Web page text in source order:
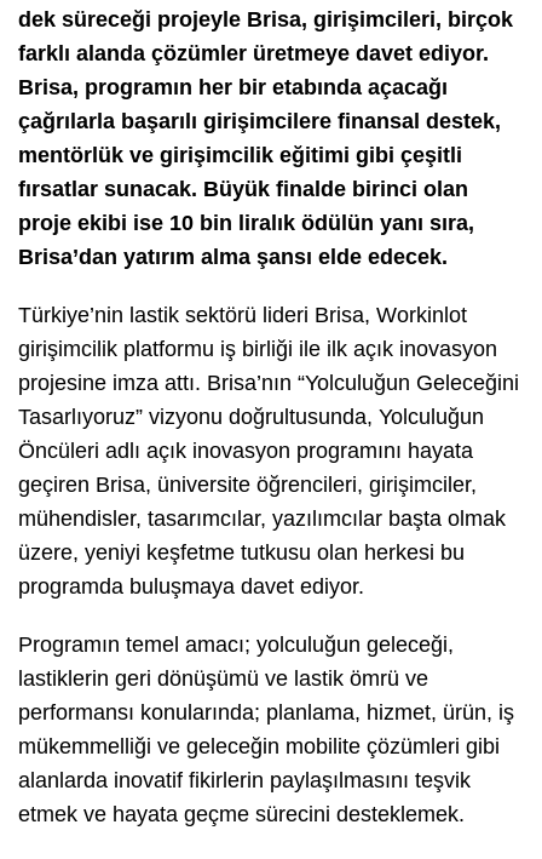
dek süreceği projeyle Brisa, girişimcileri, birçok
farklı alanda çözümler üretmeye davet ediyor.
Brisa, programın her bir etabında açacağı
çağrılarla başarılı girişimcilere finansal destek,
mentörlük ve girişimcilik eğitimi gibi çeşitli
fırsatlar sunacak. Büyük finalde birinci olan
proje ekibi ise 10 bin liralık ödülün yanı sıra,
Brisa’dan yatırım alma şansı elde edecek.
Türkiye’nin lastik sektörü lideri Brisa, Workinlot
girişimcilik platformu iş birliği ile ilk açık inovasyon
projesine imza attı. Brisa’nın “Yolculuğun Geleceğini
Tasarlıyoruz” vizyonu doğrultusunda, Yolculuğun
Öncüleri adlı açık inovasyon programını hayata
geçiren Brisa, üniversite öğrencileri, girişimciler,
mühendisler, tasarımcılar, yazılımcılar başta olmak
üzere, yeniyi keşfetme tutkusu olan herkesi bu
programda buluşmaya davet ediyor.
Programın temel amacı; yolculuğun geleceği,
lastiklerin geri dönüşümü ve lastik ömrü ve
performansı konularında; planlama, hizmet, ürün, iş
mükemmelliği ve geleceğin mobilite çözümleri gibi
alanlarda inovatif fikirlerin paylaşılmasını teşvik
etmek ve hayata geçme sürecini desteklemek.